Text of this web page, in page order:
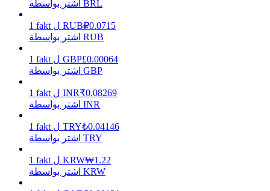
خنزير الطاقة
اشتر بواسطة BRL
1 fakt ل RUB₽0.0715
اشتر بواسطة RUB
1 fakt ل GBP£0.00064
اشتر بواسطة GBP
1 fakt ل INR₹0.08269
اشتر بواسطة INR
1 fakt ل TRY₺0.04146
اشتر بواسطة TRY
1 fakt ل KRW₩1.22
اشتر بواسطة KRW